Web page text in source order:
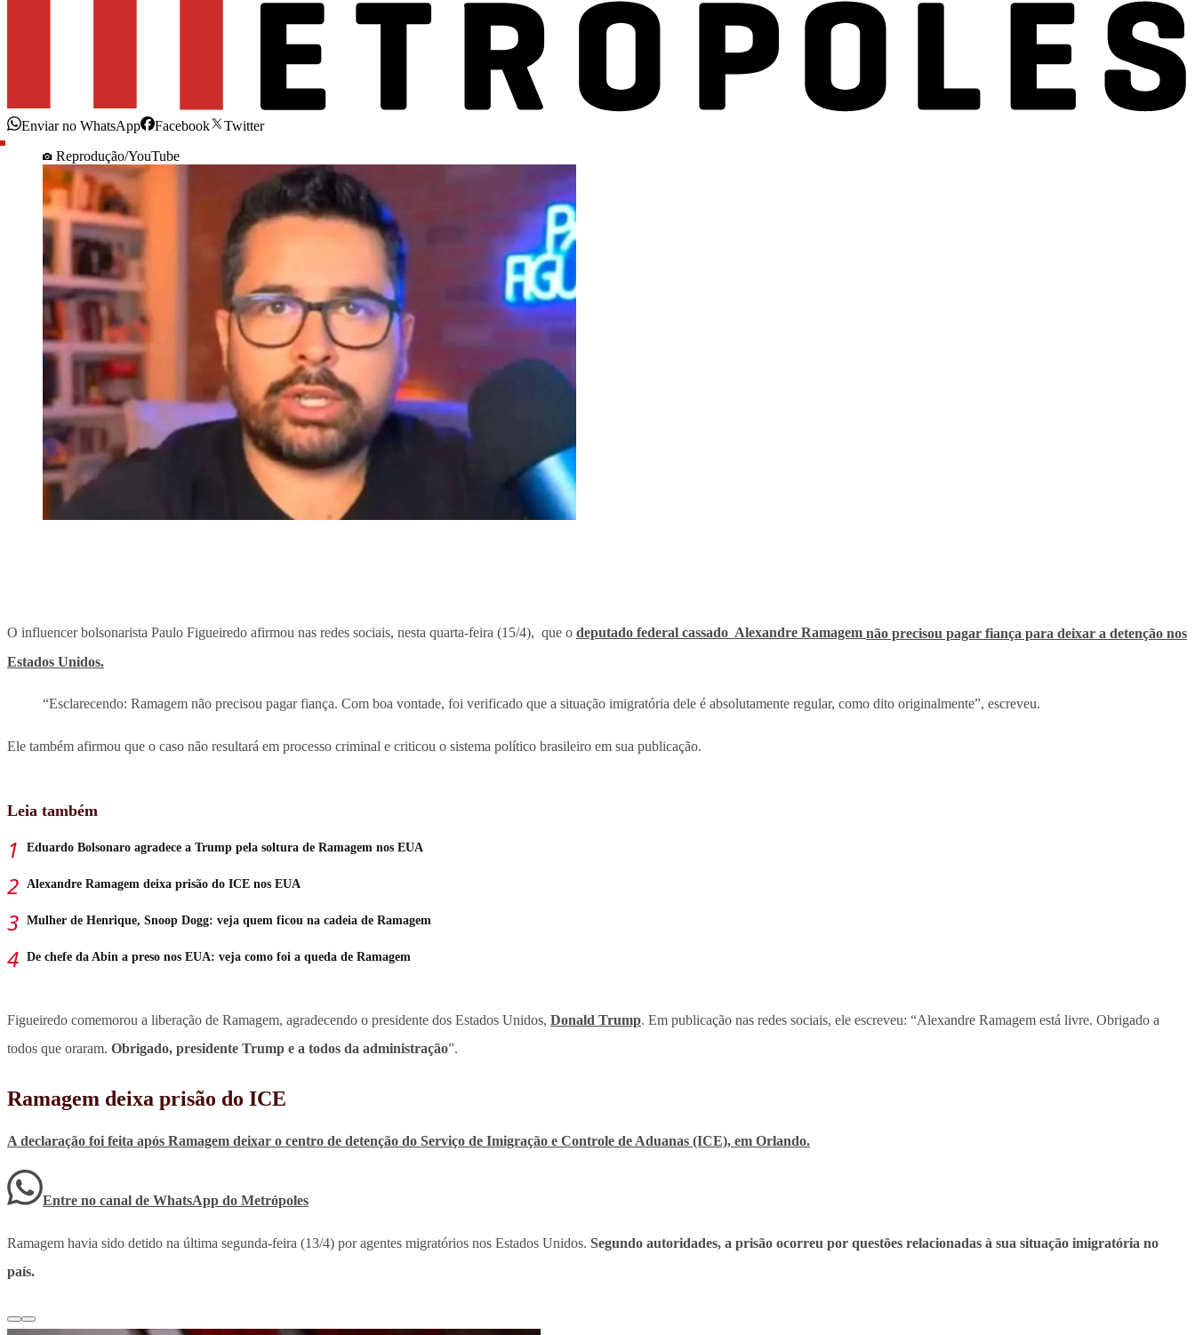
Enviar no WhatsApp Facebook
Twitter
Reprodução/YouTube
O influencer bolsonarista Paulo Figueiredo afirmou nas redes sociais, nesta quarta-feira (15/4), que o deputado federal cassado Alexandre Ramagem não precisou pagar fiança para deixar a detenção nos
Estados Unidos.
“Esclarecendo: Ramagem não precisou pagar fiança. Com boa vontade, foi verificado que a situação imigratória dele é absolutamente regular, como dito originalmente”, escreveu.
Ele também afirmou que o caso não resultará em processo criminal e criticou o sistema político brasileiro em sua publicação.
Leia também
Eduardo Bolsonaro agradece a Trump pela soltura de Ramagem nos EUA
Alexandre Ramagem deixa prisão do ICE nos EUA
Mulher de Henrique, Snoop Dogg: veja quem ficou na cadeia de Ramagem
De chefe da Abin a preso nos EUA: veja como foi a queda de Ramagem
Figueiredo comemorou a liberação de Ramagem, agradecendo o presidente dos Estados Unidos, Donald Trump. Em publicação nas redes sociais, ele escreveu: “Alexandre Ramagem está livre. Obrigado a
todos que oraram. Obrigado, presidente Trump e a todos da administração”.
Ramagem deixa prisão do ICE
A declaração foi feita após Ramagem deixar o centro de detenção do Serviço de Imigração e Controle de Aduanas (ICE), em Orlando.
Entre no canal de WhatsApp do Metrópoles
Ramagem havia sido detido na última segunda-feira (13/4) por agentes migratórios nos Estados Unidos. Segundo autoridades, a prisão ocorreu por questões relacionadas à sua situação imigratória no
país.